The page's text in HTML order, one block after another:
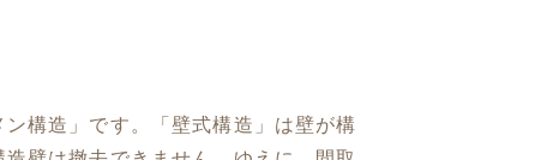
構造」です。「壁式構造」は壁が構